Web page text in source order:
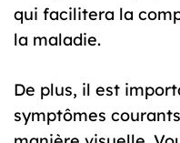
qui facilitera la
la maladie.
De plus, il est
symptômes